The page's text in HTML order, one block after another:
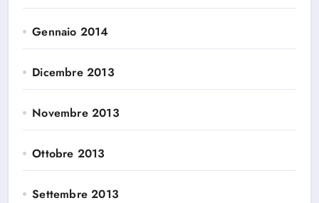
Gennaio 2014
Dicembre 2013
Novembre 2013
Ottobre 2013
Settembre 2013